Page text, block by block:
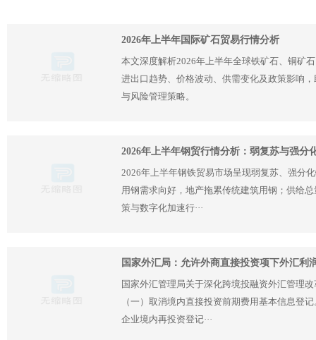
2026年上半年国际矿石贸易行情分析
本文深度解析2026年上半年全球铁矿石、铜矿
进出口趋势、价格波动、供需变化及政策影响
与风险管理策略。
2026年上半年钢贸行情分析：弱复苏与强分
2026年上半年钢铁贸易市场呈现弱复苏、强分
用钢需求向好，地产拖累传统建筑用钢；供给
策与数字化加速行···
国家外汇局：允许外商直接投资项下外汇利
国家外汇管理局关于深化跨境投融资外汇管理
（一）取消境内直接投资前期费用基本信息登
企业境内再投资登记···